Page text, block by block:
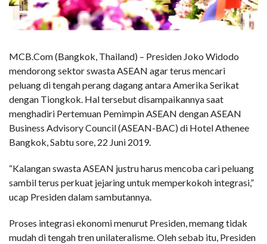
MCB.Com (Bangkok, Thailand) – Presiden Joko Widodo
mendorong sektor swasta ASEAN agar terus mencari
peluang di tengah perang dagang antara Amerika Serikat
dengan Tiongkok. Hal tersebut disampaikannya saat
menghadiri Pertemuan Pemimpin ASEAN dengan ASEAN
Business Advisory Council (ASEAN-BAC) di Hotel Athenee
Bangkok, Sabtu sore, 22 Juni 2019.
“Kalangan swasta ASEAN justru harus mencoba cari peluang
sambil terus perkuat jejaring untuk memperkokoh integrasi,”
ucap Presiden dalam sambutannya.
Proses integrasi ekonomi menurut Presiden, memang tidak
mudah di tengah tren unilateralisme. Oleh sebab itu, Presiden